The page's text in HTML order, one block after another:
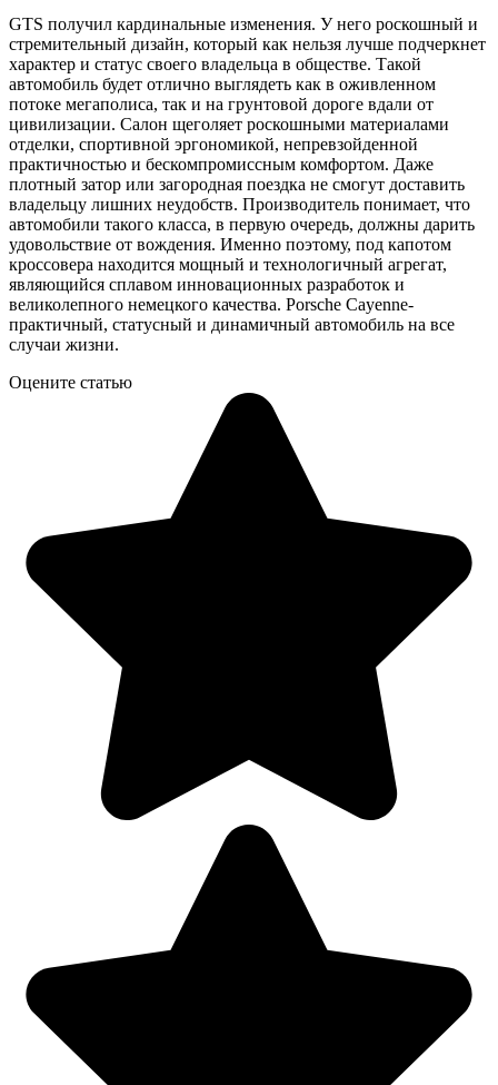
GTS получил кардинальные изменения. У него роскошный и
стремительный дизайн, который как нельзя лучше подчеркнет
характер и статус своего владельца в обществе. Такой
автомобиль будет отлично выглядеть как в оживленном
потоке мегаполиса, так и на грунтовой дороге вдали от
цивилизации. Салон щеголяет роскошными материалами
отделки, спортивной эргономикой, непревзойденной
практичностью и бескомпромиссным комфортом. Даже
плотный затор или загородная поездка не смогут доставить
владельцу лишних неудобств. Производитель понимает, что
автомобили такого класса, в первую очередь, должны дарить
удовольствие от вождения. Именно поэтому, под капотом
кроссовера находится мощный и технологичный агрегат,
являющийся сплавом инновационных разработок и
великолепного немецкого качества. Porsche Cayenne-
практичный, статусный и динамичный автомобиль на все
случаи жизни.
Оцените статью